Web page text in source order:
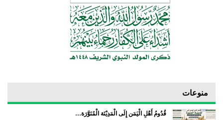
منوعات
قُدُومُ أَهْلِ الْيَمَن إِلَى الْمَدِيْنَة الْمُنَوَّرَة…